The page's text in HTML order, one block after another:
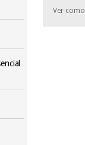
Ver como